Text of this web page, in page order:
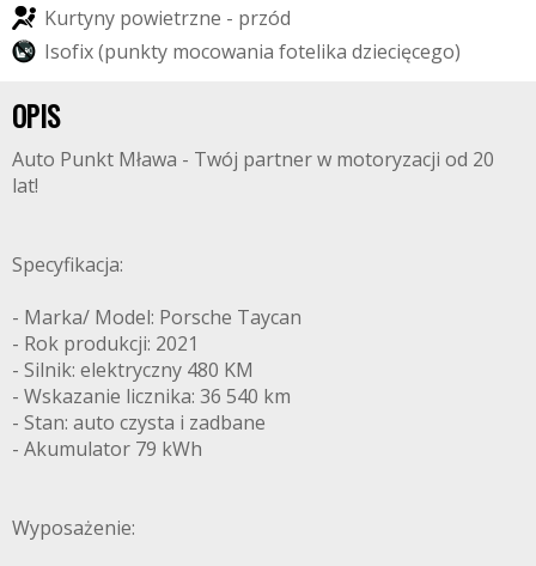
Kurtyny powietrzne - przód
Isofix(punkty mocowania fotelika dziecięcego)
OPIS
Auto Punkt Mława - Twój partner w motoryzacji od 20
lat!
Specyfikacja:
- Marka/ Model: Porsche Taycan
- Rok produkcji: 2021
- Silnik: elektryczny 480 KM
- Wskazanie licznika: 36 540 km
- Stan: auto czysta i zadbane
- Akumulator 79 kWh
Wyposażenie: